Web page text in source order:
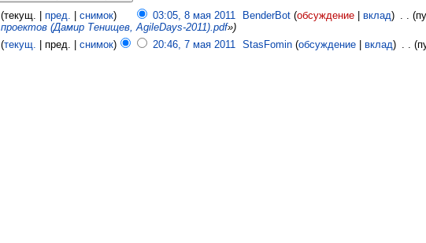
(текущ. | пред. снимок) 03:05, 8 мая 2011‎ BenderBot (обсуждение| вклад) . .
проектов (Дамир Тенищев, AgileDays-2011).pdf»)
(текущ. | пред. | снимок) 20:46, 7 мая 2011‎ StasFomin (обсуждение| вклад) . .